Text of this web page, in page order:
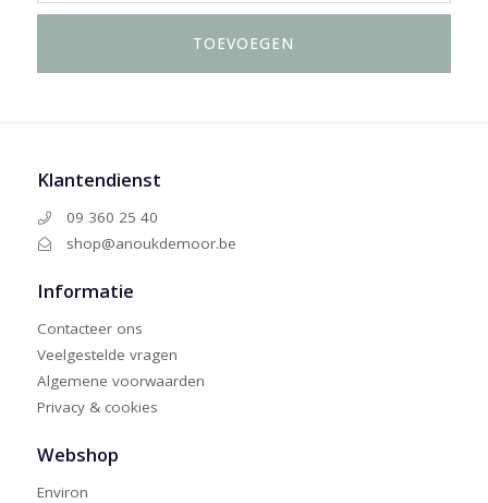
Klantendienst
09 360 25 40
shop@anoukdemoor.be
Informatie
Contacteer ons
Veelgestelde vragen
Algemene voorwaarden
Privacy & cookies
Webshop
Environ